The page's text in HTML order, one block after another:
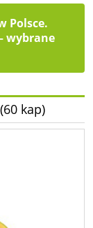
Polsce.
wybrane
kap)